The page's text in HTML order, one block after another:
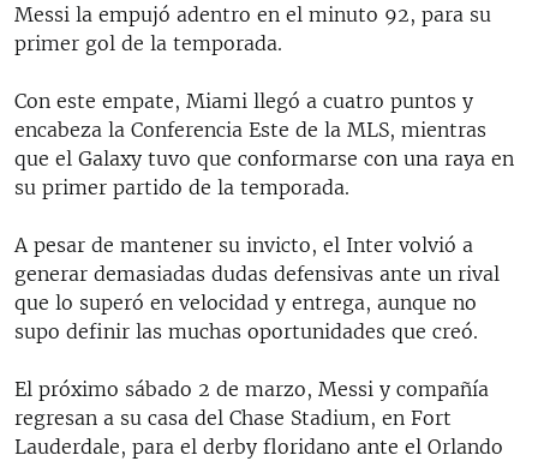
Messi la empujó adentro en el minuto 92, para su
primer gol de la temporada.
Con este empate, Miami llegó a cuatro puntos y
encabeza la Conferencia Este de la MLS, mientras
que el Galaxy tuvo que conformarse con una raya en
su primer partido de la temporada.
A pesar de mantener su invicto, el Inter volvió a
generar demasiadas dudas defensivas ante un rival
que lo superó en velocidad y entrega, aunque no
supo definir las muchas oportunidades que creó.
El próximo sábado 2 de marzo, Messi y compañía
regresan a su casa del Chase Stadium, en Fort
Lauderdale, para el derby floridano ante el Orlando